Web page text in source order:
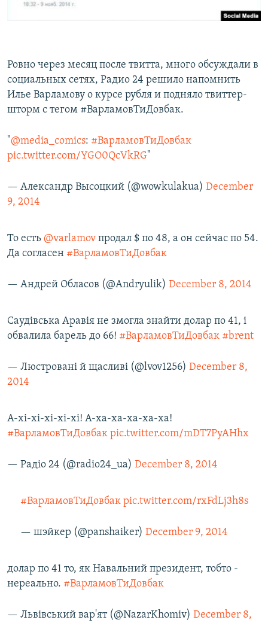
Ровно через месяц после твитта, много обсуждали в
социальных сетях, Радио 24 решило напомнить
Илье Варламову о курсе рубля и подняло твиттер-
шторм с тегом #ВарламовТиДовбак.
"@media_comics: #ВарламовТиДовбак
pic.twitter.com/YGO0QcVkRG"
— Александр Высоцкий (@wowkulakua) December
9, 2014
То есть @varlamov продал $ по 48, а он сейчас по 54.
Да согласен #ВарламовТиДовбак
— Андрей Обласов (@Andryulik) December 8, 2014
Саудівська Аравія не змогла знайти долар по 41, і
обвалила барель до 66! #ВарламовТиДовбак #brent
— Люстровані й щасливі (@lvov1256) December 8,
2014
А-хі-хі-хі-хі-хі! А-ха-ха-ха-ха-ха!
#ВарламовТиДовбак pic.twitter.com/mDT7PyAHhx
— Радіо 24 (@radio24_ua) December 8, 2014
#ВарламовТиДовбак pic.twitter.com/rxFdLj3h8s
— шэйкер (@panshaiker) December 9, 2014
долар по 41 то, як Навальний президент, тобто -
нереально. #ВарламовТиДовбак
— Львівський вар'ят (@NazarKhomiv) December 8,